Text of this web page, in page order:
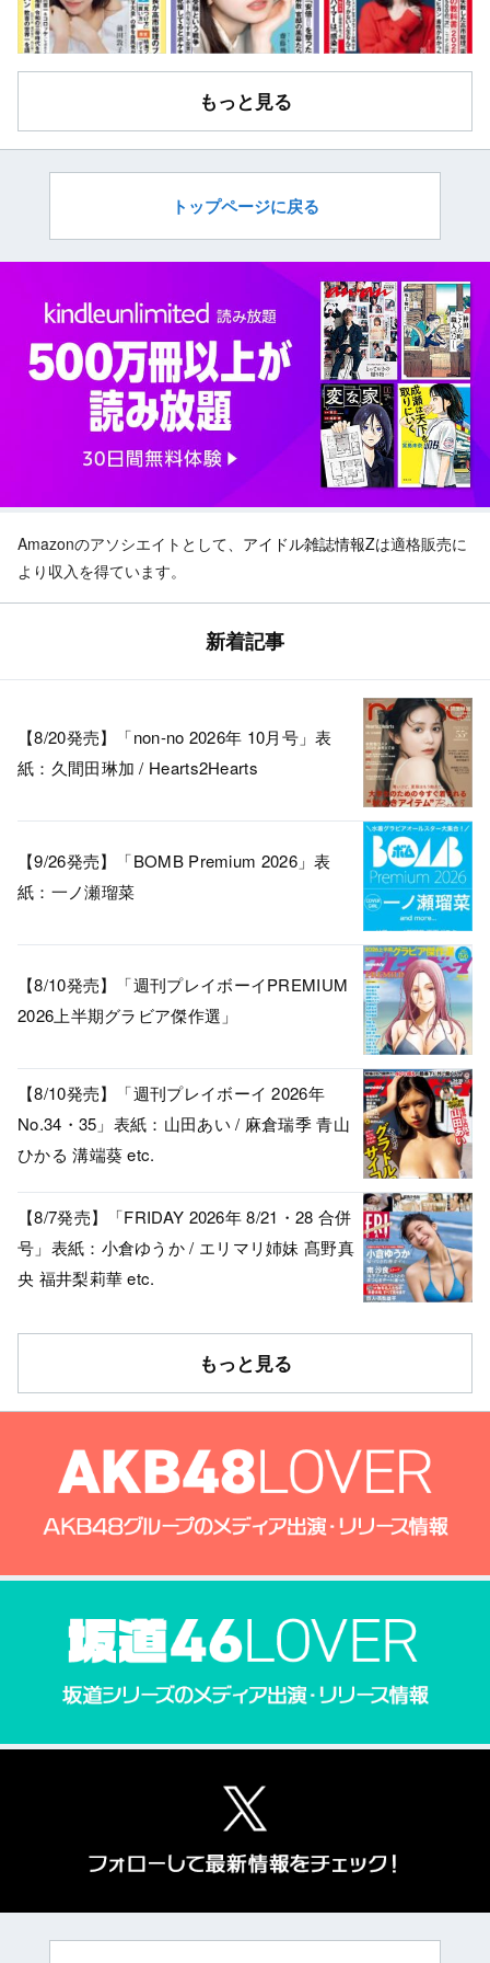
もっと見る
トップページに戻る
Amazonのアソシエイトとして、 アイドル雑誌情報Zは適格販売に
より収入を得ています。
新着記事
【8/20発売】「non-no 2026年 10月号」表
紙：久間田琳加 / Hearts2Hearts
【9/26発売】「BOMB Premium 2026」表
紙：一ノ瀬瑠菜
【8/10発売】「週刊プレイボーイPREMIUM
2026上半期グラビア傑作選」
【8/10発売】「週刊プレイボーイ 2026年
No.34・35」表紙：山田あい / 麻倉瑞季 青山
ひかる 溝端葵 etc.
【8/7発売】「FRIDAY 2026年 8/21・28 合併
号」表紙：小倉ゆうか / エリマリ姉妹 髙野真
央 福井梨莉華 etc.
もっと見る